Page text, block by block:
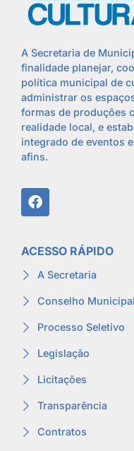
A Secretaria de
finalidade planejar,
política municipal de
administrar os
formas de produções
realidade local, e
integrado de eventos
afins.
ACESSO RÁPIDO
A Secretaria
Conselho Municipal
Processo Seletivo
Legislação
Licitações
Transparência
Contratos